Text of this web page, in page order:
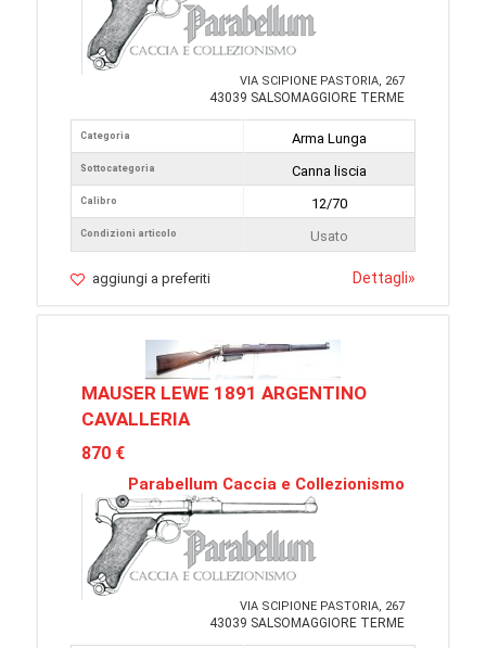
VIA SCIPIONE PASTORIA, 267
43039 SALSOMAGGIORE TERME
Categoria
Sottocategoria
Calibro
Condizioni articolo
Arma Lunga
Canna liscia
12/70
Usato
aggiungi a preferiti Dettagli»
MAUSER LEWE 1891 ARGENTINO
CAVALLERIA
870 €
Parabellum Caccia e Collezionismo
VIA SCIPIONE PASTORIA, 267
43039 SALSOMAGGIORE TERME